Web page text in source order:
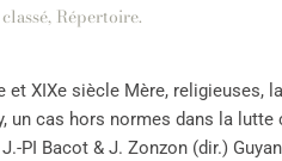
, Répertoire.
et XIXe siècle Mère, religieuses,
un cas hors normes dans la lutte
PI Bacot & J. Zonzon (dir.)